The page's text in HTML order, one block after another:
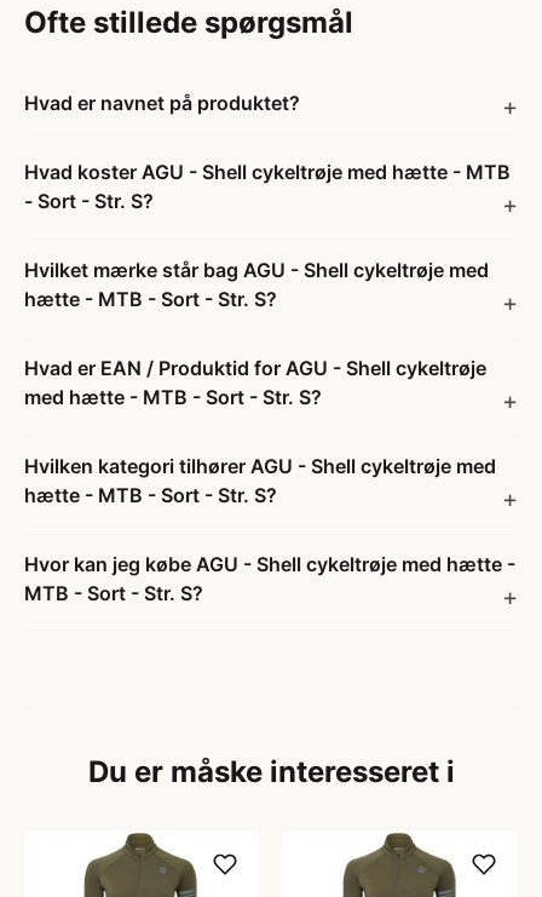
Ofte stillede spørgsmål
Hvad er navnet på produktet?
Hvad koster AGU - Shell cykeltrøje med hætte - MTB
- Sort - Str. S?
Hvilket mærke står bag AGU - Shell cykeltrøje med
hætte - MTB - Sort - Str. S?
Hvad er EAN / Produktid for AGU - Shell cykeltrøje
med hætte - MTB - Sort - Str. S?
Hvilken kategori tilhører AGU - Shell cykeltrøje med
hætte - MTB - Sort - Str. S?
Hvor kan jeg købe AGU - Shell cykeltrøje med hætte -
MTB - Sort - Str. S?
Du er måske interesseret i